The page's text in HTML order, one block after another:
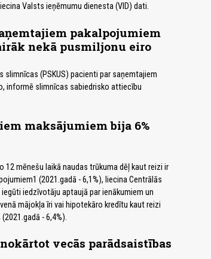
Valsts ieņēmumu dienesta (VID) dati.
pakalpojumiem
nekā pusmiljonu eiro
slimnīcas (PSKUS) pacienti par saņemtajiem
informē slimnīcas sabiedrisko attiecību
maksājumiem bija 6%
12 mēnešu laikā naudas trūkuma dēļ kaut reizi ir
(2021.gadā - 6,1%), liecina Centrālās
iedzīvotāju aptaujā par ienākumiem un
mājokļa īri vai hipotekāro kredītu kaut reizi
- 6,4%).
vecās parādsaistības